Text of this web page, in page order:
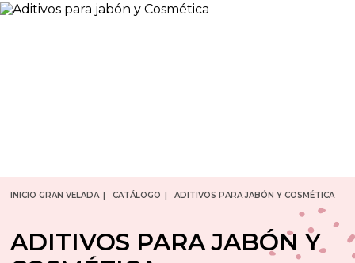
INICIO GRAN VELADA CATÁLOGO ADITIVOS PARA JABÓN Y COSMÉTICA
ADITIVOS PARA JABÓN Y